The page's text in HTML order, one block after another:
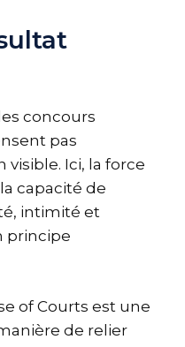
concours
pas
Ici, la force
capacité de
intimité et
principe
of Courts est une
de relier